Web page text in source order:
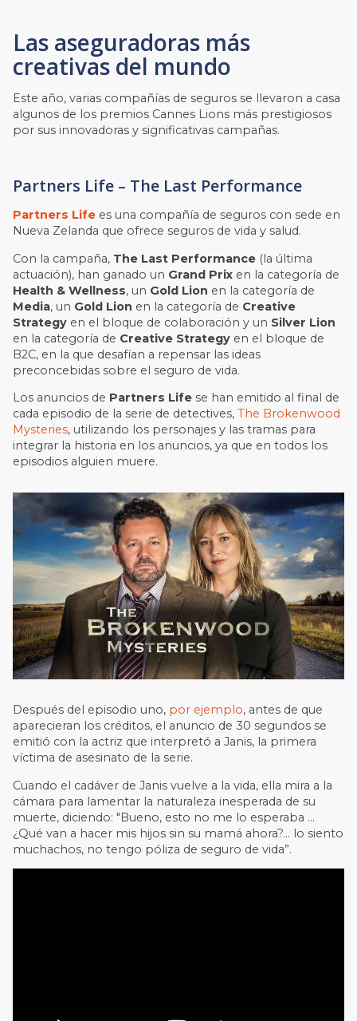
Las aseguradoras más
creativas del mundo
Este año, varias compañías de seguros se llevaron a casa
algunos de los premios Cannes Lions más prestigiosos
por sus innovadoras y significativas campañas.
Partners Life – The Last Performance
Partners Life es una compañía de seguros con sede en
Nueva Zelanda que ofrece seguros de vida y salud.
Con la campaña, The Last Performance (la última
actuación), han ganado un Grand Prix en la categoría de
Health & Wellness, un Gold Lion en la categoría de
Media, un Gold Lion en la categoría de Creative
Strategy en el bloque de colaboración y un Silver Lion
en la categoría de Creative Strategy en el bloque de
B2C, en la que desafían a repensar las ideas
preconcebidas sobre el seguro de vida.
Los anuncios de Partners Life se han emitido al final de
cada episodio de la serie de detectives,The Brokenwood
Mysteries, utilizando los personajes y las tramas para
integrar la historia en los anuncios, ya que en todos los
episodios alguien muere.
Después del episodio uno, por ejemplo, antes de que
aparecieran los créditos, el anuncio de 30 segundos se
emitió con la actriz que interpretó a Janis, la primera
víctima de asesinato de la serie.
Cuando el cadáver de Janis vuelve a la vida, ella mira a la
cámara para lamentar la naturaleza inesperada de su
muerte, diciendo: "Bueno, esto no me lo esperaba ...
¿Qué van a hacer mis hijos sin su mamá ahora?... lo siento
muchachos, no tengo póliza de seguro de vida”.